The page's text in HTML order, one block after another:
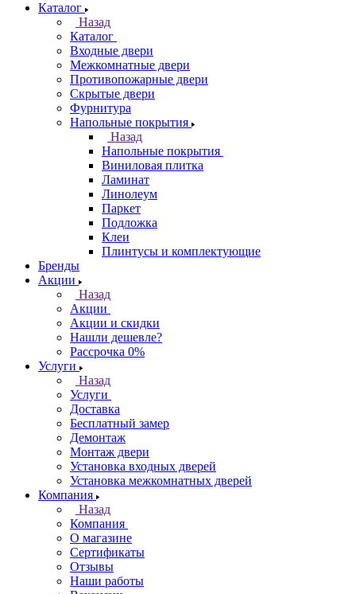
Каталог
Назад
Каталог
Входные двери
Межкомнатные двери
Противопожарные двери
Скрытые двери
Фурнитура
Напольные покрытия
Назад
Напольные покрытия
Виниловая плитка
Ламинат
Линолеум
Паркет
Подложка
Клеи
Плинтусы и комплектующие
Бренды
Акции
Назад
Акции
Акции и скидки
Нашли дешевле?
Рассрочка 0%
Услуги
Назад
Услуги
Доставка
Бесплатный замер
Демонтаж
Монтаж двери
Установка входных дверей
Установка межкомнатных дверей
Компания
Назад
Компания
О магазине
Сертификаты
Отзывы
Наши работы